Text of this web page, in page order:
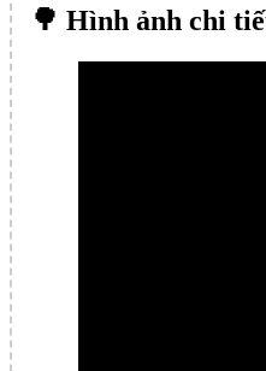
🌳 Hình ảnh chi